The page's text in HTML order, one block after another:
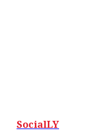
SocialLY